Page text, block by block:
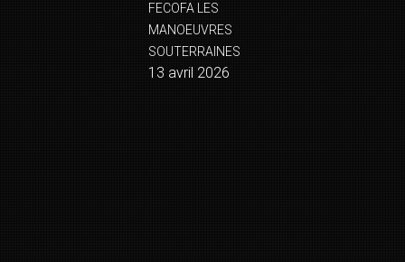
FECOFA LES
MANOEUVRES
SOUTERRAINES
13 avril 2026